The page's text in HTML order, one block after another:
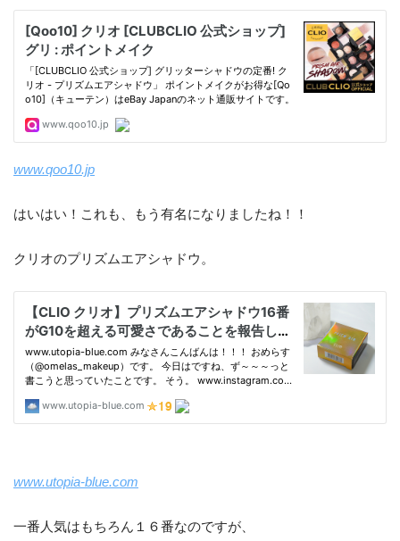
www.qoo10.jp
はいはい！これも、もう有名になりましたね！！
クリオのプリズムエアシャドウ。
www.utopia-blue.com
一番人気はもちろん１６番なのですが、